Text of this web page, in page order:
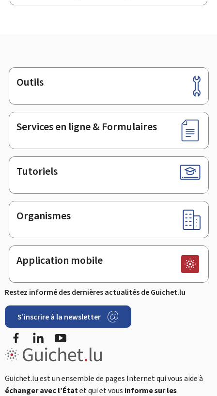
Pied
de
page
Outils
Services en ligne & Formulaires
Tutoriels
Organismes
Application mobile
Restez informé des dernières actualités de Guichet.lu
S’inscrire à la newsletter
FacebookLinkedIn
Guichet.lu est un ensemble de pages Internet qui vous aide à
échanger avec l’Étatet qui et vous informe sur les